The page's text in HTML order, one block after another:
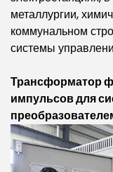
металлургии,
коммунальном
системы
Трансформатор
импульсовдля